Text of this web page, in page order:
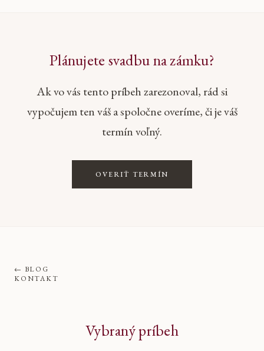
Plánujete svadbu na zámku?
Ak vo vás tento príbeh zarezonoval, rád si
vypočujem ten váš a spoločne overíme, či je váš
termín voľný.
OVERIŤ TERMÍN
← BLOG
KONTAKT
Vybraný príbeh